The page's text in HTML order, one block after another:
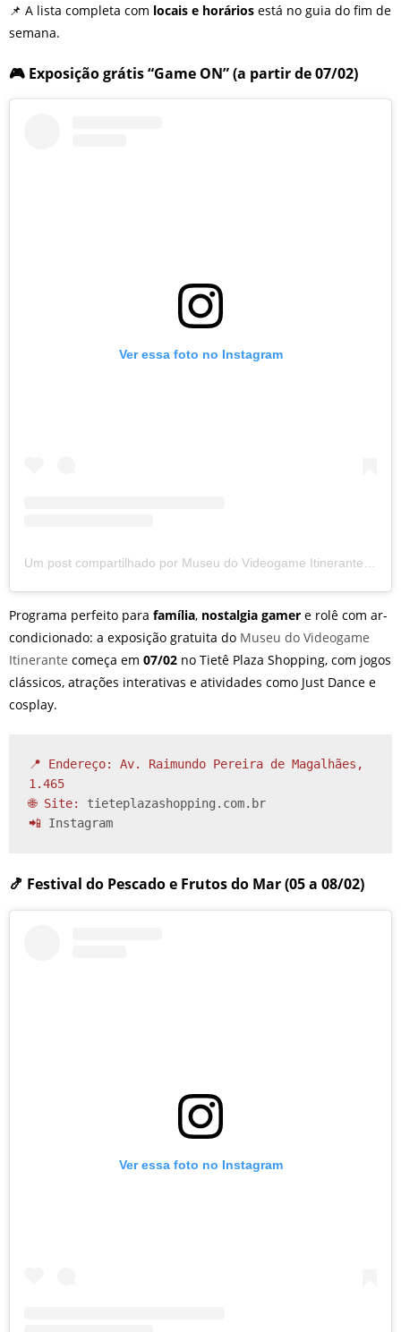
📌 A lista completa com locais e horários está no guia do fim de
semana.
🎮 Exposição grátis “Game ON” (a partir de 07/02)
Ver essa foto no Instagram
Programa perfeito para família, nostalgia gamer e rolê com ar-
condicionado: a exposição gratuita do Museu do Videogame
Itinerante começa em 07/02 no Tietê Plaza Shopping, com jogos
clássicos, atrações interativas e atividades como Just Dance e
cosplay.
📍 Endereço: Av. Raimundo Pereira de Magalhães,
1.465
🌐 Site: tieteplazashopping.com.br
📲 Instagram
🍤 Festival do Pescado e Frutos do Mar (05 a 08/02)
Ver essa foto no Instagram